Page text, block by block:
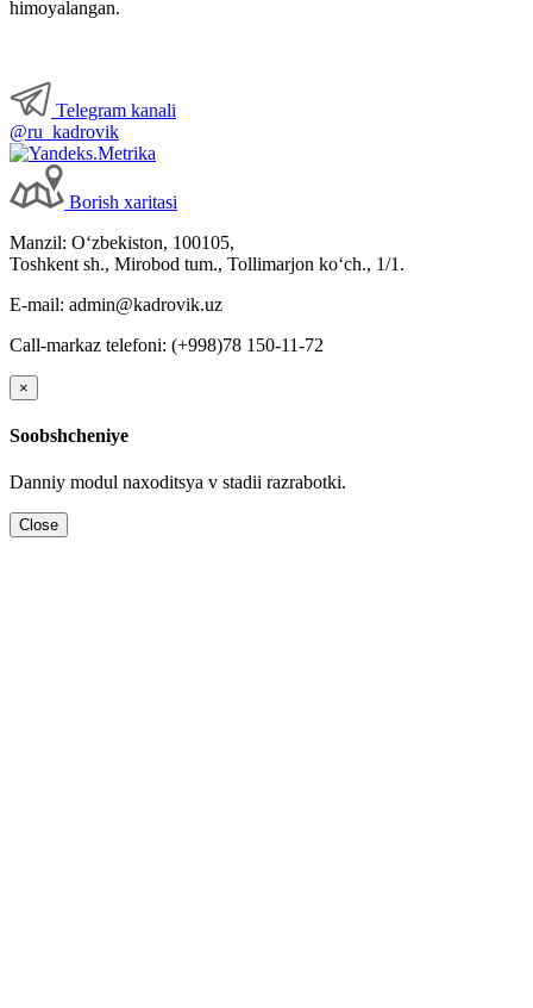
himoyalangan.
Telegram kanali
@ru_kadrovik
Borish хaritasi
Manzil: Oʻzbekiston, 100105,
Toshkent sh., Mirobod tum., Tollimarjon koʻch., 1/1.
E-mail: admin@kadrovik.uz
Call-markaz telefoni: (+998)78 150-11-72
×
Soobshcheniye
Danniy modul naхoditsya v stadii razrabotki.
Close